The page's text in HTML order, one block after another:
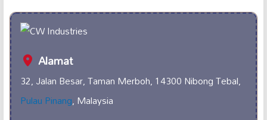
Alamat
32, Jalan Besar, Taman Merboh, 14300 Nibong Tebal,
Pulau Pinang, Malaysia